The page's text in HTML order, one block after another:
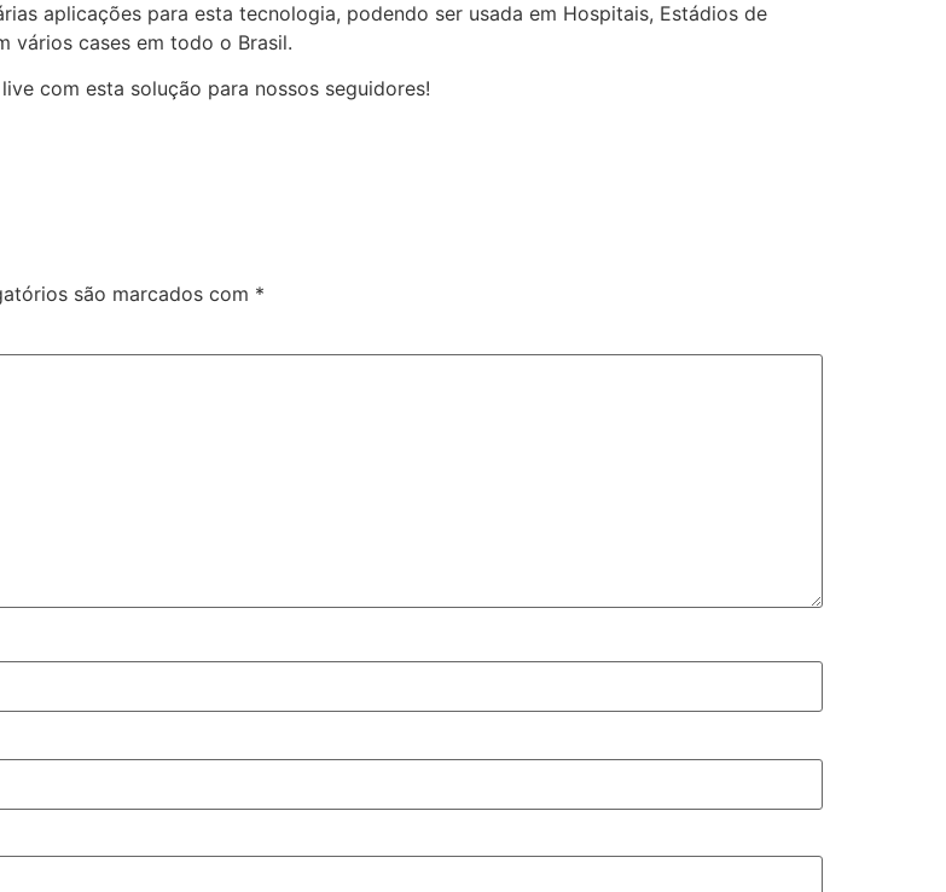
aplicações para esta tecnologia, podendo ser usada em Hospitais, Estádios de
vários cases em todo o Brasil.
com esta solução para nossos seguidores!
são marcados com *